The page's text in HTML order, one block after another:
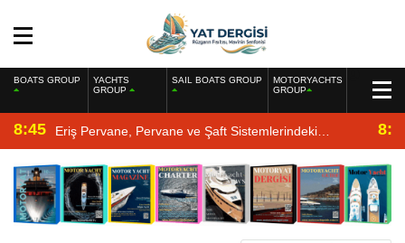
BOATS GROUP
YACHTS
GROUP
SAIL BOATS GROUP
MOTORYACHTS
GROUP
8:45 Eriş Pervane, Pervane ve Şaft Sistemlerindeki
Uzmanlığıyla Yat Dergisi’nde